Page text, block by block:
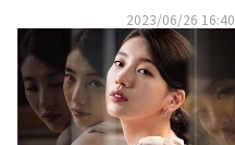
リーズアワード」最終候補を発
2023/06/26 16:40